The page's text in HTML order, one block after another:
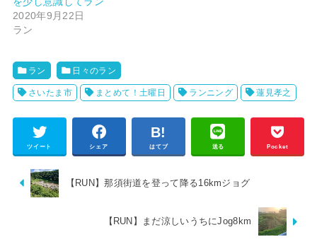
2020年9月22日
ラン
ラン 日々のラン
さいたま市 まとめて！土曜日 ランニング 蓮見孝之
ツイート シェア はてブ 送る Pocket
【RUN】那須街道を登って降る16kmジョグ
【RUN】まだ涼しいうちにJog8km